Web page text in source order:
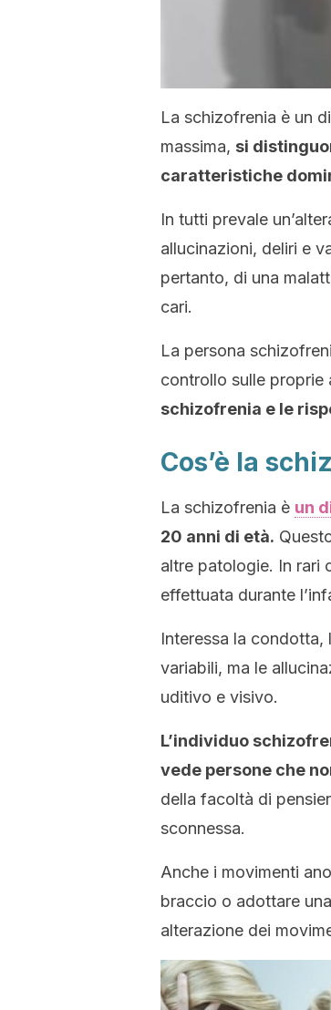
La schizofrenia è un
massima, si
caratteristiche
In tutti prevale
allucinazioni, deliri e
pertanto, di una
cari.
La persona
controllo sulle proprie
schizofrenia e le
Cos’è la
La schizofrenia è un
20 anni di età.
altre patologie. In rari
effettuata durante
Interessa la
variabili, ma le
uditivo e visivo.
L’individuo
vede persone che
della facoltà di
sconnessa.
Anche i movimenti
braccio o adottare
alterazione dei